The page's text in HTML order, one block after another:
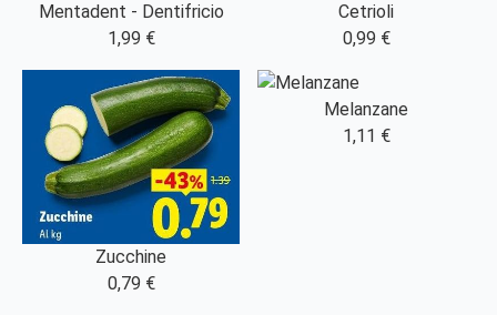
Mentadent - Dentifricio
1,99 €
Cetrioli
0,99 €
Zucchine
0,79 €
Melanzane
1,11 €